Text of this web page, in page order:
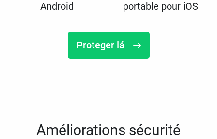
Android
portable pour iOS
Proteger lá
Améliorations sécurité